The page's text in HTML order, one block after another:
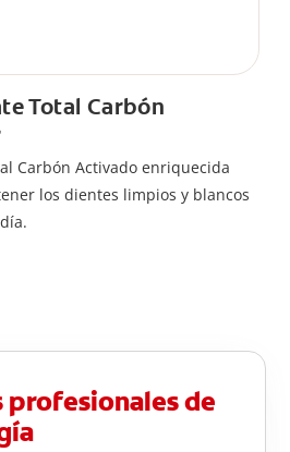
Total Carbón
Carbón Activado enriquecida
los dientes limpios y blancos
profesionales de